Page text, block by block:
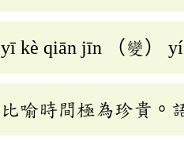
yī kè qiān jīn （變）
比喻時間極為珍貴。